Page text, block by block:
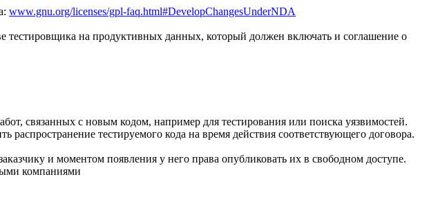
www.gnu.org/licenses/gpl-faq.html#DevelopChangesUnderNDA
тестировщика на продуктивных данных, который должен включать и соглашение о
связанных с новым кодом, например для тестирования или поиска уязвимостей.
распространение тестируемого кода на время действия соответствующего договора.
и моментом появления у него права опубликовать их в свободном доступе.
компаниями